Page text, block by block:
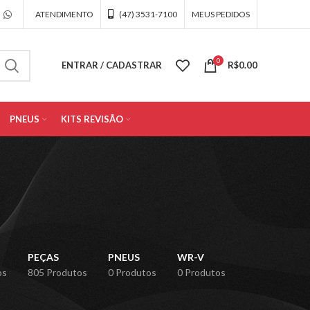
ATENDIMENTO (47) 3531-7100 MEUS PEDIDOS
ENTRAR / CADASTRAR 0 R$0.00
PNEUS KITS REVISÃO
PEÇAS
805 Produtos
PNEUS
0 Produtos
WR-V
0 Produtos